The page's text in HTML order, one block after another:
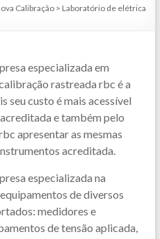
Calibração > Laboratório de elétrica
especializada em
rastreada rbc é a
seu custo é mais acessível
e também pelo
apresentar as mesmas
acreditada.
especializada na
de diversos
medidores e
de tensão aplicada,